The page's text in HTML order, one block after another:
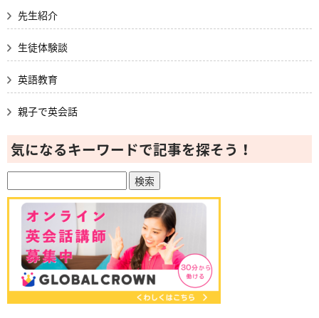
先生紹介
生徒体験談
英語教育
親子で英会話
気になるキーワードで記事を探そう！